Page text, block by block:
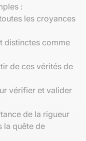
:
les croyances
distinctes comme
de ces vérités de
vérifier et valider
de la rigueur
la quête de